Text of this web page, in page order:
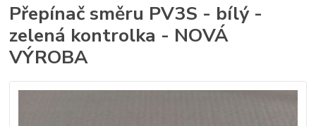
Přepínač směru PV3S - bílý -
zelená kontrolka - NOVÁ
VÝROBA